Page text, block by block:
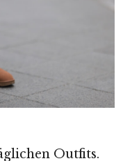
Outfits.